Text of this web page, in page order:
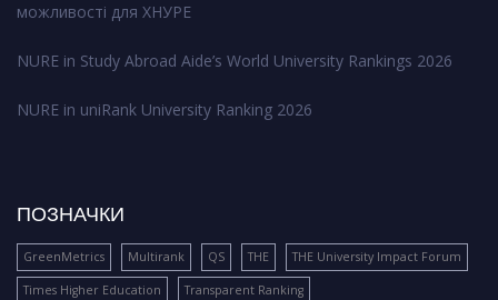
можливості для ХНУРЕ
NURE in Study Abroad Aide’s World University Rankings 2026
NURE in uniRank University Ranking 2026
ПОЗНАЧКИ
GreenMetrics Multirank QS THE THE University Impact Forum
Times Higher Education Transparent Ranking